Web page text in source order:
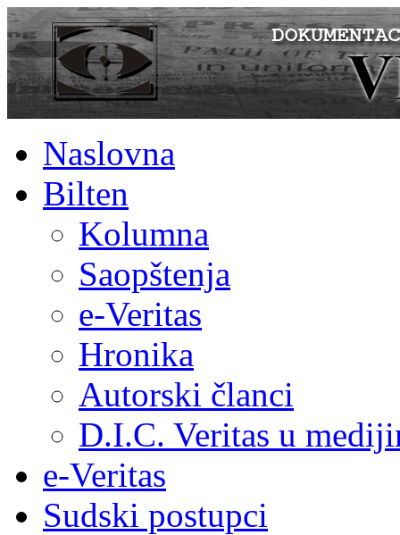
Naslovna
Bilten
Kolumna
Saopštenja
e-Veritas
Hronika
Autorski članci
D.I.C. Veritas u
e-Veritas
Sudski postupci